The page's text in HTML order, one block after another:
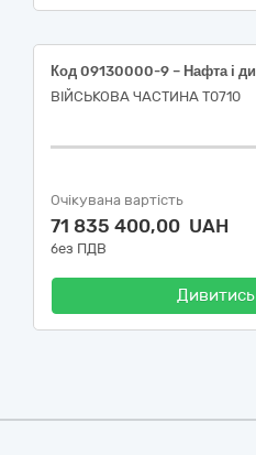
ВІЙСЬКОВА ЧАСТИНА Т0710
Очікувана вартість
71 835 400,00 UAH
без ПДВ
Дивитись